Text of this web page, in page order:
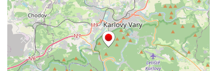
Lysá nad Labem, barokní město Šporkovo
Socha Opičákovník v ZOO Hluboká
Socha Roháč v ZOO Hluboká
Socha Mystik v ZOO Hluboká
Reliéf Rodina a práce na budově záložny